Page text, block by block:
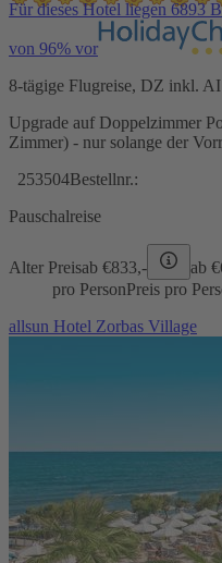
Für dieses Hotel liegen 6893
von 96% vor
8-tägige Flugreise, DZ inkl. AI
Upgrade auf Doppelzimmer
Zimmer) - nur solange der
253504Bestellnr.:
Pauschalreise
Alter Preisab €833,- ab €
pro PersonPreis pro
allsun Hotel Zorbas Village